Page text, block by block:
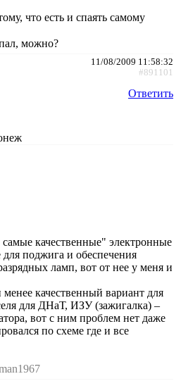
что есть и спаять самому
можно?
11/08/2009 11:58:32
#891101
Ответить
качественные" электронные
поджига и обеспечения
ламп, вот от нее у меня и
качественный вариант для
для ДНаТ, ИЗУ (зажигалка) –
вот с ним проблем нет даже
по схеме где и все